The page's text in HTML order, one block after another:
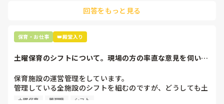
すみません。
ばいいのか、どんな態度でいれば良いのか教えていただけれ
または励ましでもいいです。
よろしくお願いします。
最後の職場にしようと思っていましたが
辞めることは逃げ、と、過去辞めた人も何年も言われ続けて
います
回答をもっと見る
保育・お仕事 👑殿堂入り
土曜保育のシフトについて。現場の方の率直な意見を伺いた
保育施設の運営管理をしています。
管理している全施設のシフトを組むのですが、どうしても土
曜保育だけは入れる方が少なく、いつも苦労しています。
土曜保育 管理職 シフト